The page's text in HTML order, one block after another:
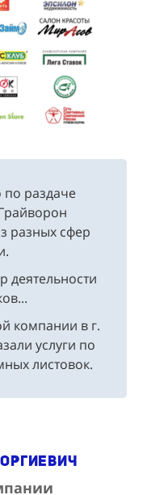
по раздаче
разных сфер
компании в г.
листовок.